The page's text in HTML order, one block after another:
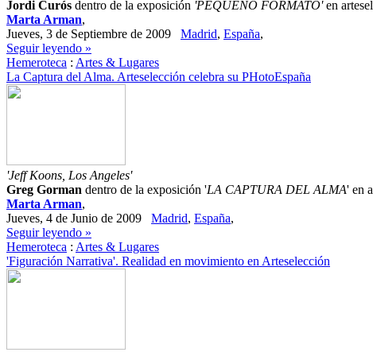
Jordi Curós dentro de la exposición 'PEQUEÑO FORMATO'en
Marta Arman,
Jueves, 3 de Septiembre de 2009 Madrid, España,
Seguir leyendo »
Hemeroteca : Artes & Lugares
La Captura del Alma. Arteselección celebra su PHotoEspaña
'Jeff Koons, Los Angeles'
Greg Gorman dentro de la exposición 'LA CAPTURA DEL ALMA' en
Marta Arman,
Jueves, 4 de Junio de 2009 Madrid, España,
Seguir leyendo »
Hemeroteca : Artes & Lugares
'Figuración Narrativa'. Realidad en movimiento en Arteselección